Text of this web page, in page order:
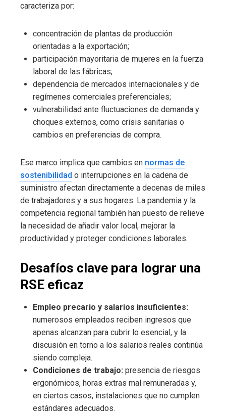
caracteriza por:
concentración de plantas de producción
orientadas a la exportación;
participación mayoritaria de mujeres en la fuerza
laboral de las fábricas;
dependencia de mercados internacionales y de
regímenes comerciales preferenciales;
vulnerabilidad ante fluctuaciones de demanda y
choques externos, como crisis sanitarias o
cambios en preferencias de compra.
Ese marco implica que cambios en normas de
sostenibilidad o interrupciones en la cadena de
suministro afectan directamente a decenas de miles
de trabajadores y a sus hogares. La pandemia y la
competencia regional también han puesto de relieve
la necesidad de añadir valor local, mejorar la
productividad y proteger condiciones laborales.
Desafíos clave para lograr una
RSE eficaz
Empleo precario y salarios insuficientes:
numerosos empleados reciben ingresos que
apenas alcanzan para cubrir lo esencial, y la
discusión en torno a los salarios reales continúa
siendo compleja.
Condiciones de trabajo: presencia de riesgos
ergonómicos, horas extras mal remuneradas y,
en ciertos casos, instalaciones que no cumplen
estándares adecuados.